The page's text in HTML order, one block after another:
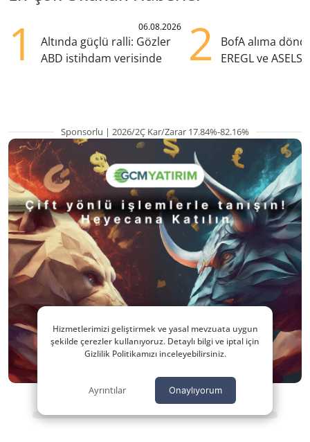
1 06.08.2026
Altında güçlü ralli: Gözler
ABD istihdam verisinde
2
BofA alıma
EREGL ve ASELS
Sponsorlu | 2026/2Ç Kar/Zarar 17.84%-82.16%
Hizmetlerimizi geliştirmek ve yasal mevzuata uygun
şekilde çerezler kullanıyoruz. Detaylı bilgi ve iptal için
Gizlilik Politikamızı inceleyebilirsiniz.
Ayrıntılar Onaylıyorum